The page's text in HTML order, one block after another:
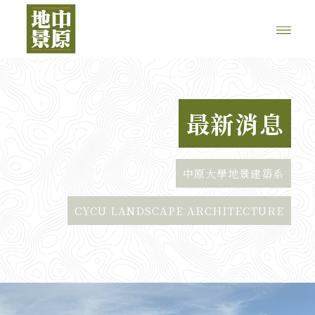
最新消息
中原大學地景建築系
CYCU LANDSCAPE ARCHITECTURE